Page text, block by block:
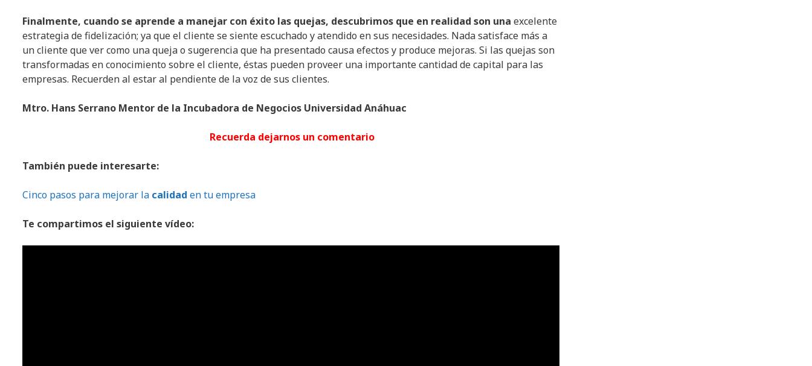
Finalmente, cuando se aprende a manejar con éxito las quejas, descubrimos que en realidad son una excelente
estrategia de fidelización; ya que el cliente se siente escuchado y atendido en sus necesidades. Nada satisface más a
un cliente que ver como una queja o sugerencia que ha presentado causa efectos y produce mejoras. Si las quejas son
transformadas en conocimiento sobre el cliente, éstas pueden proveer una importante cantidad de capital para las
empresas. Recuerden al estar al pendiente de la voz de sus clientes.
Mtro. Hans Serrano Mentor de la Incubadora de Negocios Universidad Anáhuac
Recuerda dejarnos un comentario
También puede interesarte:
Cinco pasos para mejorar la calidad en tu empresa
Te compartimos el siguiente vídeo: